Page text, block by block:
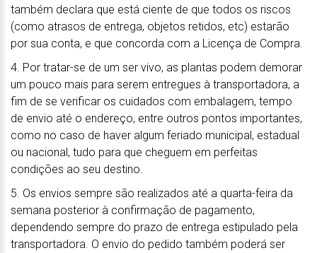
também declara que está ciente de que todos os riscos
(como atrasos de entrega, objetos retidos, etc) estarão
por sua conta, e que concorda com a Licença de Compra.
4. Por tratar-se de um ser vivo, as plantas podem demorar
um pouco mais para serem entregues à transportadora, a
fim de se verificar os cuidados com embalagem, tempo
de envio até o endereço, entre outros pontos importantes,
como no caso de haver algum feriado municipal, estadual
ou nacional, tudo para que cheguem em perfeitas
condições ao seu destino.
5. Os envios sempre são realizados até a quarta-feira da
semana posterior à confirmação de pagamento,
dependendo sempre do prazo de entrega estipulado pela
transportadora. O envio do pedido também poderá ser